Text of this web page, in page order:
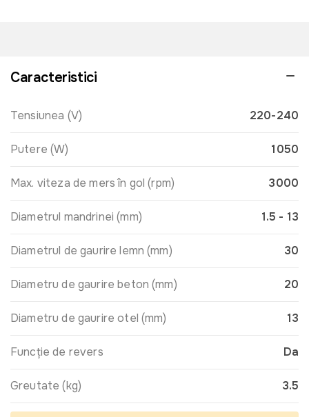
Caracteristici
Tensiunea (V) 220-240
Putere (W) 1050
Max. viteza de mers în gol (rpm) 3000
Diametrul mandrinei (mm) 1.5 - 13
Diametrul de gaurire lemn (mm) 30
Diametru de gaurire beton (mm) 20
Diametru de gaurire otel (mm) 13
Funcție de revers Da
Greutate (kg) 3.5